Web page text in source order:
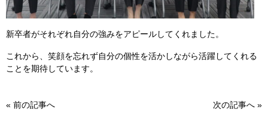
新卒者がそれぞれ自分の強みをアピールしてくれました。
これから、笑顔を忘れず自分の個性を活かしながら活躍してくれる
ことを期待しています。
« 前の記事へ 次の記事へ »